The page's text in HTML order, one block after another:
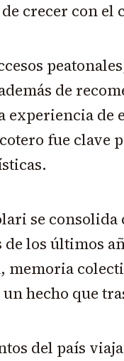
crecer con el
de
experiencia de
fue clave
se consolida
de los últimos
memoria
hecho que
del país